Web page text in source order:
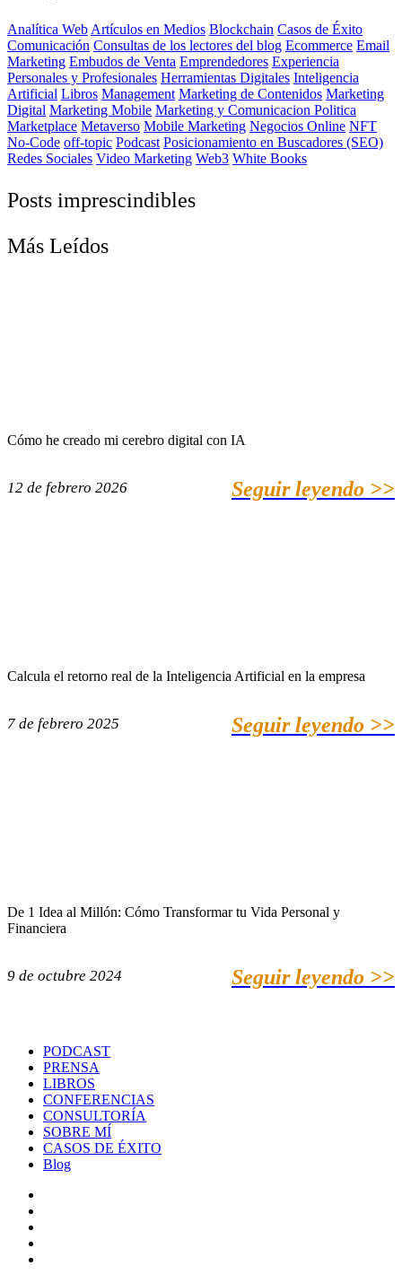
Analítica Web Artículos en Medios Blockchain Casos de Éxito
Comunicación Consultas de los lectores del blog Ecommerce Email
Marketing Embudos de Venta Emprendedores Experiencia
Personales y Profesionales Herramientas Digitales Inteligencia
Artificial Libros Management Marketing de Contenidos Marketing
Digital Marketing Mobile Marketing y Comunicacion Politica
Marketplace Metaverso Mobile Marketing Negocios Online NFT
No-Code off-topic Podcast Posicionamiento en Buscadores (SEO)
Redes Sociales Video Marketing Web3 White Books
Posts imprescindibles
Más Leídos
Cómo he creado mi cerebro digital con IA
12 de febrero 2026 Seguir leyendo >>
Calcula el retorno real de la Inteligencia Artificial en la empresa
7 de febrero 2025 Seguir leyendo >>
De 1 Idea al Millón: Cómo Transformar tu Vida Personal y
Financiera
9 de octubre 2024 Seguir leyendo >>
PODCAST
PRENSA
LIBROS
CONFERENCIAS
CONSULTORÍA
SOBRE MÍ
CASOS DE ÉXITO
Blog